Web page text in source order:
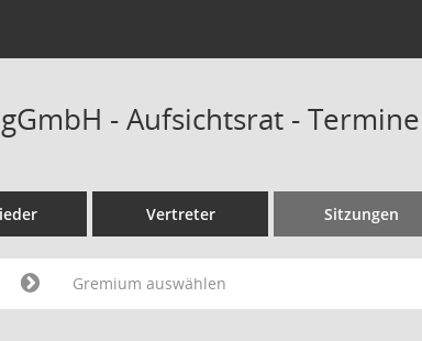
- Aufsichtsrat -
Vertreter Sitzungen
Gremium auswählen